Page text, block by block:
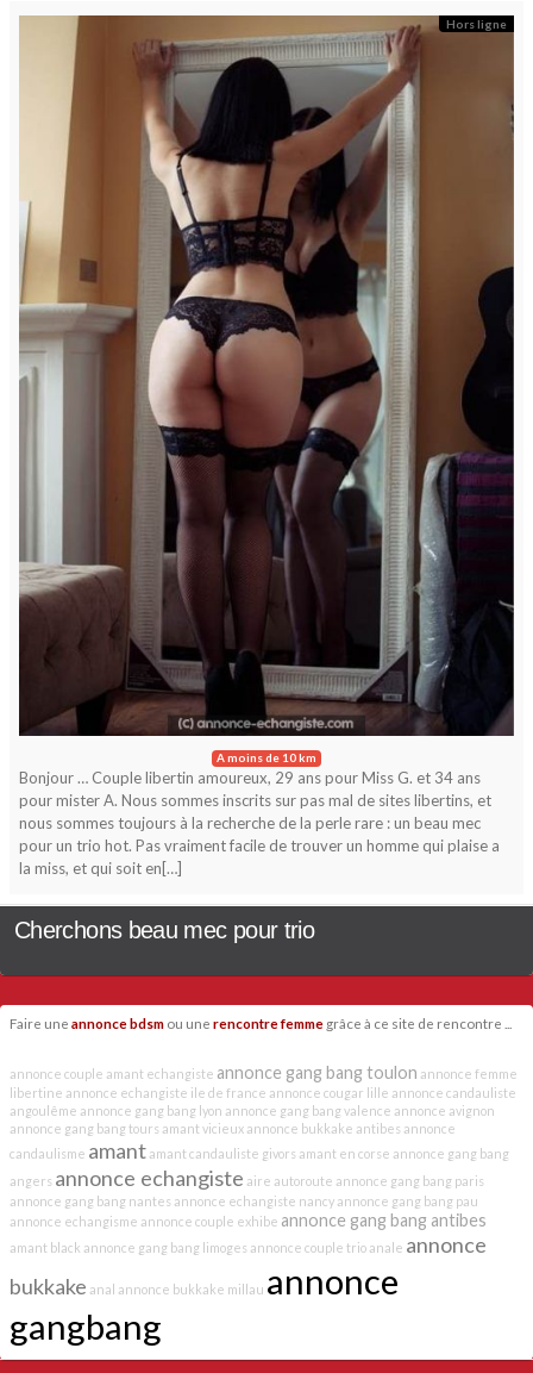
Hors ligne
A moins de 10 km
Bonjour … Couple libertin amoureux, 29 ans pour Miss G. et 34 ans
pour mister A. Nous sommes inscrits sur pas mal de sites libertins, et
nous sommes toujours à la recherche de la perle rare : un beau mec
pour un trio hot. Pas vraiment facile de trouver un homme qui plaise a
la miss, et qui soit en[…]
Cherchons beau mec pour trio
Faire une annonce bdsm ou une rencontre femme grâce à ce site de rencontre ...
annonce couple amant echangiste annonce gang bang toulon annonce femme
libertine annonce echangiste ile de france annonce cougar lille annonce candauliste
angoulême annonce gang bang lyon annonce gang bang valence annonce avignon
annonce gang bang tours amant vicieux annonce bukkake antibes annonce
candaulisme amant amant candauliste givors amant en corse annonce gang bang
angers annonce echangiste aire autoroute annonce gang bang paris
annonce gang bang nantes annonce echangiste nancy annonce gang bang pau
annonce echangisme annonce couple exhibe annonce gang bang antibes
amant black annonce gang bang limoges annonce couple trio anale annonce
bukkake anal annonce bukkake millau annonce
gangbang